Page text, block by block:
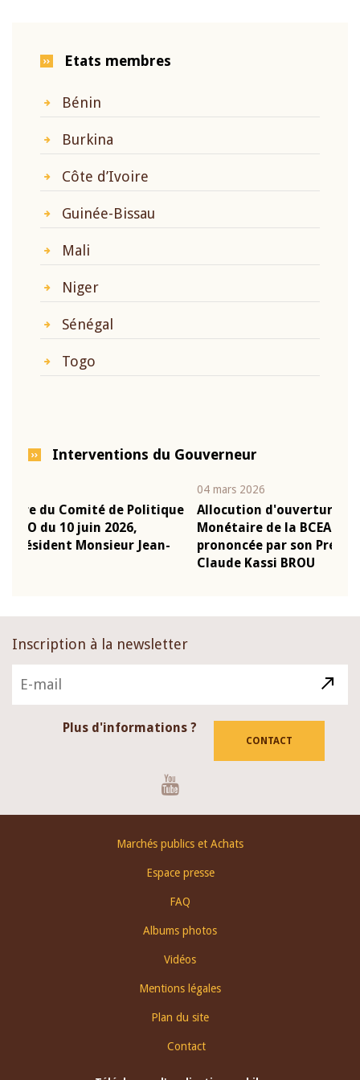
Etats membres
Bénin
Burkina
Côte d’Ivoire
Guinée-Bissau
Mali
Niger
Sénégal
Togo
Interventions du Gouverneur
Allocution d'ouverture du Comité de Politique
Monétaire de la BCEAO du 4 mars 2026,
prononcée par son Président Monsieur Jean-
Inscription à la newsletter
Plus d'informations ?
CONTACT
Marchés publics et Achats
Espace presse
FAQ
Albums photos
Vidéos
Mentions légales
Plan du site
Contact